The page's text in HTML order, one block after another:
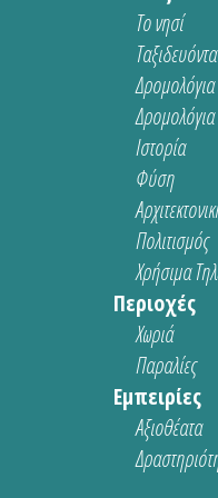
Το νησί
Ιστορία
Φύση
Πολιτισμός
Χρήσιμα
Περιοχές
Χωριά
Παραλίες
Εμπειρίες
Αξιοθέατα